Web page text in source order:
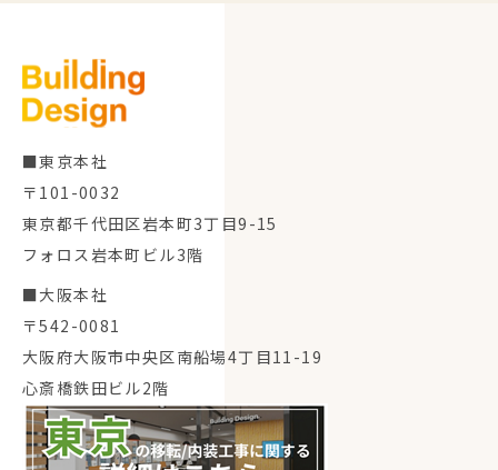
■東京本社
〒101-0032
東京都千代田区岩本町3丁目9-15
フォロス岩本町ビル3階
■大阪本社
〒542-0081
大阪府大阪市中央区南船場4丁目11-19
心斎橋鉄田ビル2階